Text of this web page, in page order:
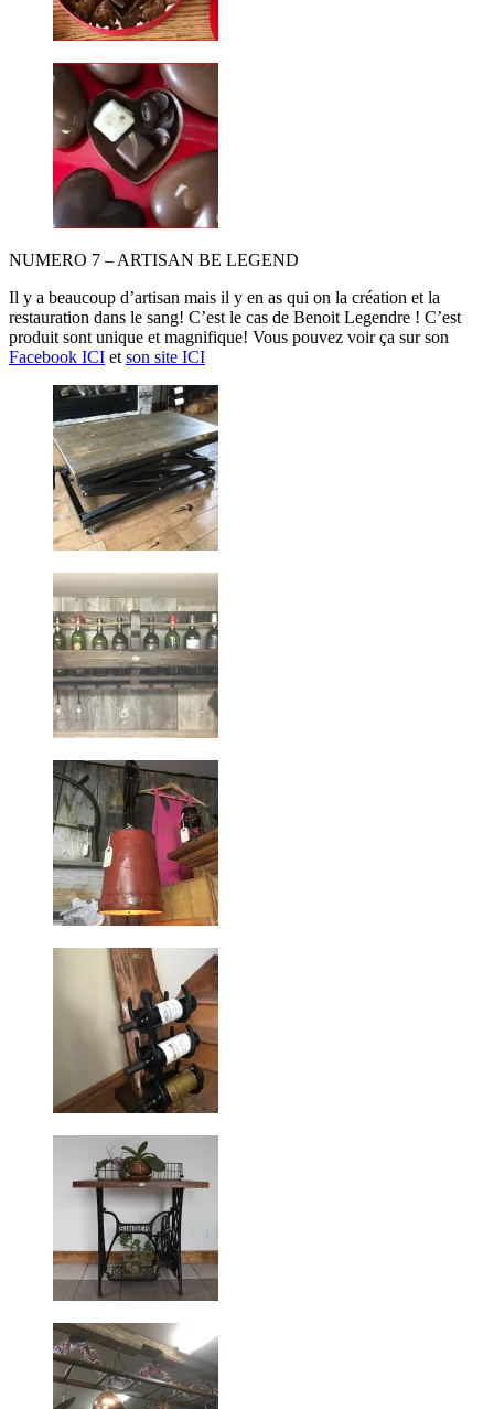
NUMERO 7 – ARTISAN BE LEGEND
Il y a beaucoup d’artisan mais il y en as qui on la création et la
restauration dans le sang! C’est le cas de Benoit Legendre ! C’est
produit sont unique et magnifique! Vous pouvez voir ça sur son
Facebook ICI et son site ICI